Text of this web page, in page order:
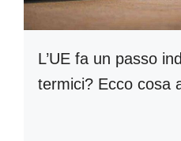
L’UE fa un passo
termici? Ecco cosa